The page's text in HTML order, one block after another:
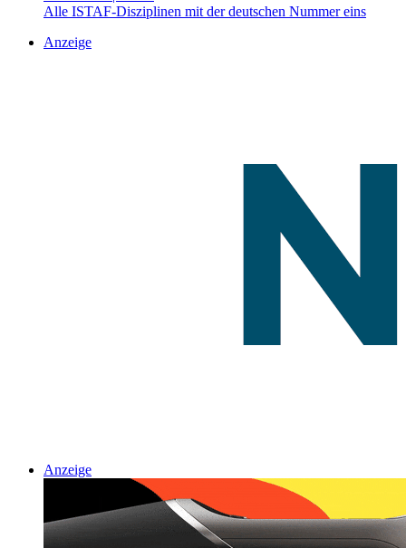
Alle ISTAF-Disziplinen mit der deutschen Nummer eins
Anzeige
Anzeige